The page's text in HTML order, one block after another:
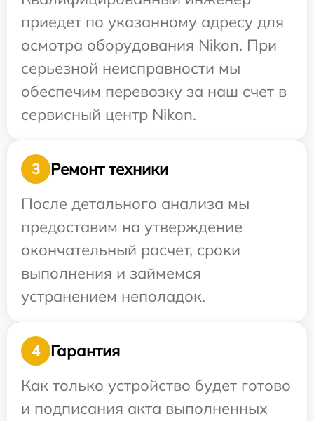
приедет по указанному адресу для
осмотра оборудования Nikon. При
серьезной неисправности мы
обеспечим перевозку за наш счет в
сервисный центр Nikon.
3
Ремонт техники
После детального анализа мы
предоставим на утверждение
окончательный расчет, сроки
выполнения и займемся
устранением неполадок.
4
Гарантия
Как только устройство будет готово
и подписания акта выполненных